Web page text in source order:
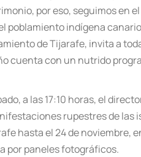
por eso, seguimos en
poblamiento indígena
de Tijarafe, invita a
cuenta con un nutrido
a las 17:10 horas, el
rupestres de las
hasta el 24 de noviembre,
por paneles fotográficos.